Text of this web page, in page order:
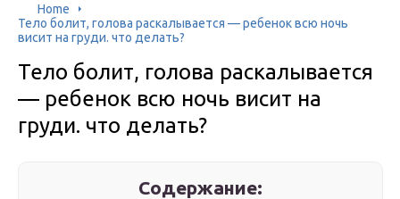
Home
Тело болит, голова раскалывается — ребенок всю ночь
висит на груди. что делать?
Тело болит, голова раскалывается
— ребенок всю ночь висит на
груди. что делать?
Содержание: